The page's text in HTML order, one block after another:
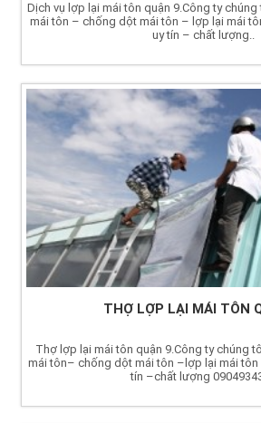
Dịch vụ lợp lại mái tôn quận 9.Công ty
mái tôn – chống dột mái tôn – lợp lại mái
uy tín – chất lượng..
THỢ LỢP LẠI MÁI TÔN
Thợ lợp lại mái tôn quận 9.Công ty chúng
mái tôn– chống dột mái tôn –lợp lại mái
tín –chất lượng